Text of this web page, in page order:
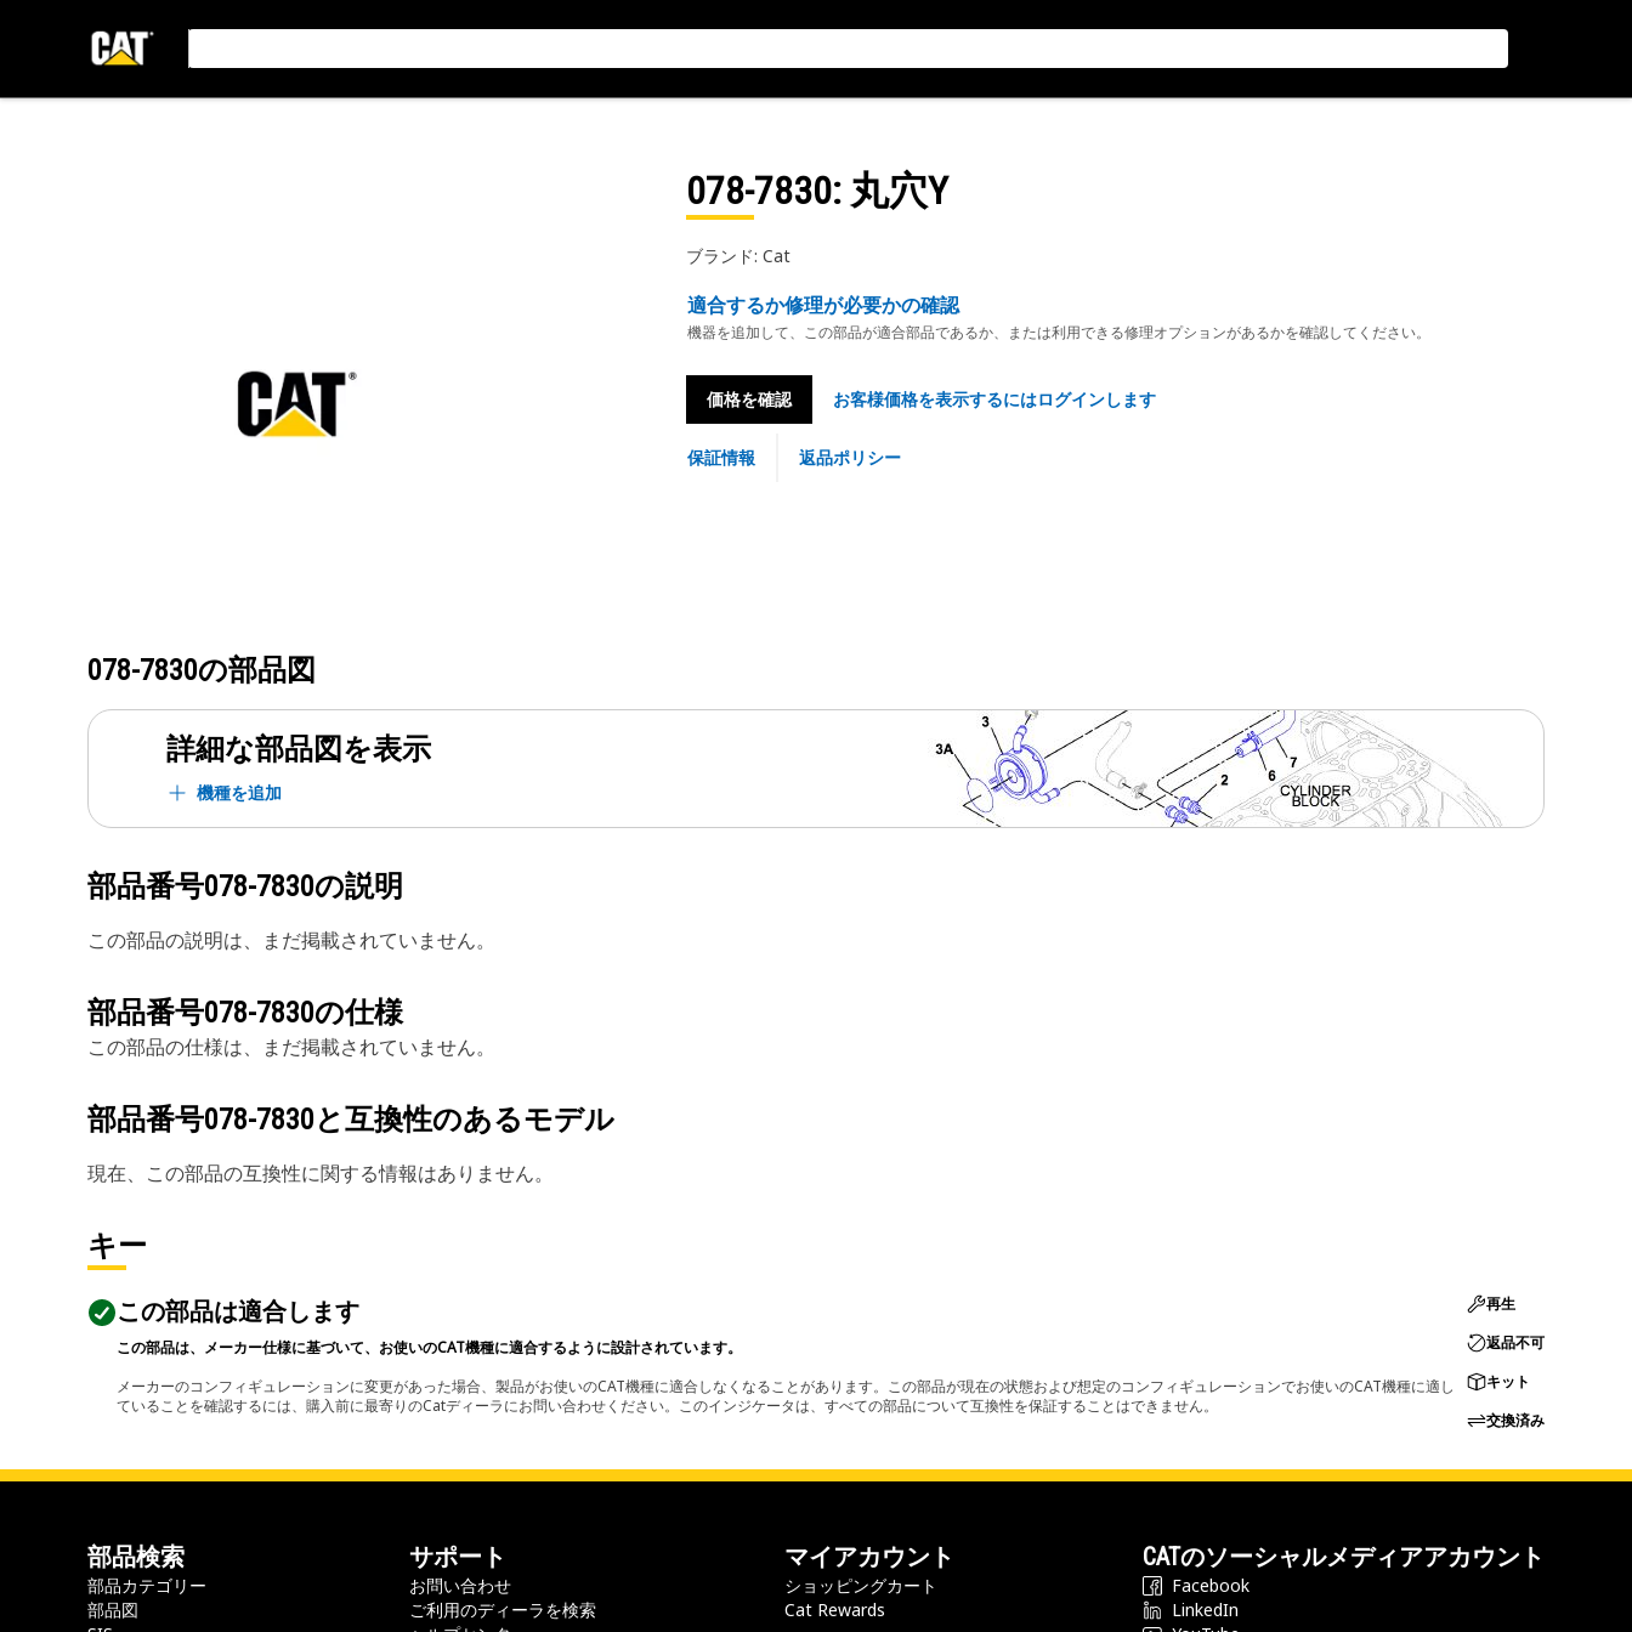
078-7830: 丸穴Y
ブランド: Cat
適合するか修理が必要かの確認
機器を追加して、この部品が適合部品であるか、または利用できる修理オプションがあるかを確認してください。
価格を確認 お客様価格を表示するにはログインします
保証情報 返品ポリシー
078-7830の部品図
詳細な部品図を表示
機種を追加
部品番号078-7830の説明
この部品の説明は、まだ掲載されていません。
部品番号078-7830の仕様
この部品の仕様は、まだ掲載されていません。
部品番号078-7830と互換性のあるモデル
現在、この部品の互換性に関する情報はありません。
キー
この部品は適合します
この部品は、メーカー仕様に基づいて、お使いのCAT機種に適合するように設計されています。
メーカーのコンフィギュレーションに変更があった場合、製品がお使いのCAT機種に適合しなくなることがあります。この部品が現在の状態および想定のコンフィギュレーションでお使いのCAT機種に適し
ていることを確認するには、購入前に最寄りのCatディーラにお問い合わせください。このインジケータは、すべての部品について互換性を保証することはできません。
再生
返品不可
キット
交換済み
部品検索
部品カテゴリー
部品図
サポート
お問い合わせ
ご利用のディーラを検索
マイアカウント
ショッピングカート
Cat Rewards
CATのソーシャルメディアアカウント
Facebook
LinkedIn